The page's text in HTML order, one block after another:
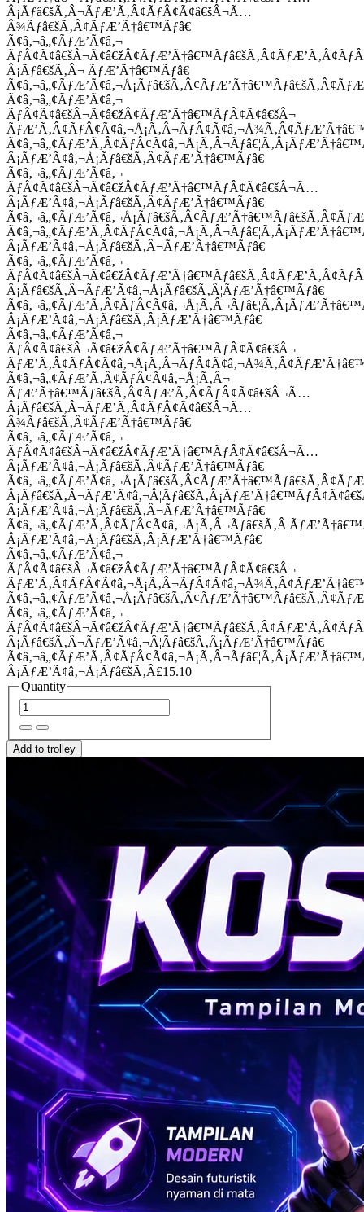
Â¡Ãƒâ€šÃ‚Â¬ÃƒÆ’Ã‚Â¢ÃƒÂ¢Ã¢â€šÂ¬Ã…
Â¾Ãƒâ€šÃ‚Â¢ÃƒÆ’Ã†â€™Ãƒâ€
Ã¢â‚¬â„¢ÃƒÆ’Ã¢â‚¬
Â¡Ãƒâ€šÃ‚Â¬ ÃƒÆ’Ã†â€™Ãƒâ€
Ã¢â‚¬â„¢ÃƒÆ’Ã¢â‚¬
ÃƒÂ¢Ã¢â€šÂ¬Ã¢â€žÂ¢ÃƒÆ’Ã†â€™ÃƒÂ¢Ã¢â€šÂ¬
Â¡ÃƒÆ’Ã¢â‚¬Å¡Ãƒâ€šÃ‚Â¢ÃƒÆ’Ã†â€™Ãƒâ€
Ã¢â‚¬â„¢ÃƒÆ’Ã¢â‚¬
ÃƒÂ¢Ã¢â€šÂ¬Ã¢â€žÂ¢ÃƒÆ’Ã†â€™ÃƒÂ¢Ã¢â€šÂ¬Ã…
Â¡ÃƒÆ’Ã¢â‚¬Å¡Ãƒâ€šÃ‚Â¢ÃƒÆ’Ã†â€™Ãƒâ€
Â¡ÃƒÆ’Ã¢â‚¬Å¡Ãƒâ€šÃ‚Â¬ÃƒÆ’Ã†â€™Ãƒâ€
Ã¢â‚¬â„¢ÃƒÆ’Ã¢â‚¬
Â¡Ãƒâ€šÃ‚Â¬ÃƒÆ’Ã¢â‚¬Å¡Ãƒâ€šÃ‚Â¦ÃƒÆ’Ã†â€™Ãƒâ€
Â¡ÃƒÆ’Ã¢â‚¬Å¡Ãƒâ€šÃ‚Â¡ÃƒÆ’Ã†â€™Ãƒâ€
Ã¢â‚¬â„¢ÃƒÆ’Ã¢â‚¬
ÃƒÂ¢Ã¢â€šÂ¬Ã¢â€žÂ¢ÃƒÆ’Ã†â€™ÃƒÂ¢Ã¢â€šÂ¬
Ã¢â‚¬â„¢ÃƒÆ’Ã‚Â¢ÃƒÂ¢Ã¢â‚¬Å¡Ã‚Â¬
ÃƒÆ’Ã†â€™Ãƒâ€šÃ‚Â¢ÃƒÆ’Ã‚Â¢ÃƒÂ¢Ã¢â€šÂ¬Ã…
Â¡Ãƒâ€šÃ‚Â¬ÃƒÆ’Ã‚Â¢ÃƒÂ¢Ã¢â€šÂ¬Ã…
Â¾Ãƒâ€šÃ‚Â¢ÃƒÆ’Ã†â€™Ãƒâ€
Ã¢â‚¬â„¢ÃƒÆ’Ã¢â‚¬
ÃƒÂ¢Ã¢â€šÂ¬Ã¢â€žÂ¢ÃƒÆ’Ã†â€™ÃƒÂ¢Ã¢â€šÂ¬Ã…
Â¡ÃƒÆ’Ã¢â‚¬Å¡Ãƒâ€šÃ‚Â¢ÃƒÆ’Ã†â€™Ãƒâ€
Â¡ÃƒÆ’Ã¢â‚¬Å¡Ãƒâ€šÃ‚Â¬ÃƒÆ’Ã†â€™Ãƒâ€
Â¡ÃƒÆ’Ã¢â‚¬Å¡Ãƒâ€šÃ‚Â¡ÃƒÆ’Ã†â€™Ãƒâ€
Ã¢â‚¬â„¢ÃƒÆ’Ã¢â‚¬
ÃƒÂ¢Ã¢â€šÂ¬Ã¢â€žÂ¢ÃƒÆ’Ã†â€™ÃƒÂ¢Ã¢â€šÂ¬
Ã¢â‚¬â„¢ÃƒÆ’Ã¢â‚¬
Â¡Ãƒâ€šÃ‚Â¬ÃƒÆ’Ã¢â‚¬Â¦Ãƒâ€šÃ‚Â¡ÃƒÆ’Ã†â€™Ãƒâ€
Â¡ÃƒÆ’Ã¢â‚¬Å¡Ãƒâ€šÃ‚Â£15.10
Quantity
Add to trolley